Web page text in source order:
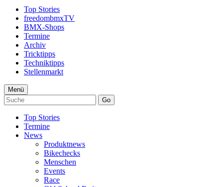
Top Stories
freedombmxTV
BMX-Shops
Termine
Archiv
Tricktipps
Techniktipps
Stellenmarkt
Menü
Go
Top Stories
Termine
News
Produktnews
Bikechecks
Menschen
Events
Race